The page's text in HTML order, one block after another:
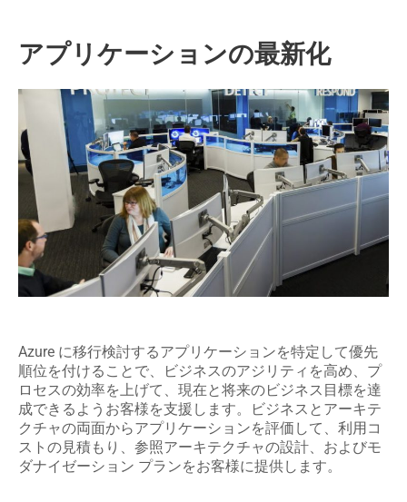
アプリケーションの最新化
Azure に移行検討するアプリケーションを特定して優先
順位を付けることで、ビジネスのアジリティを高め、プ
ロセスの効率を上げて、現在と将来のビジネス目標を達
成できるようお客様を支援します。ビジネスとアーキテ
クチャの両面からアプリケーションを評価して、利用コ
ストの見積もり、参照アーキテクチャの設計、およびモ
ダナイゼーション プランをお客様に提供します。